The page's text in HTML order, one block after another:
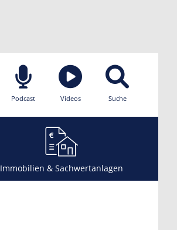
Podcast Videos Suche
Immobilien & Sachwertanlagen